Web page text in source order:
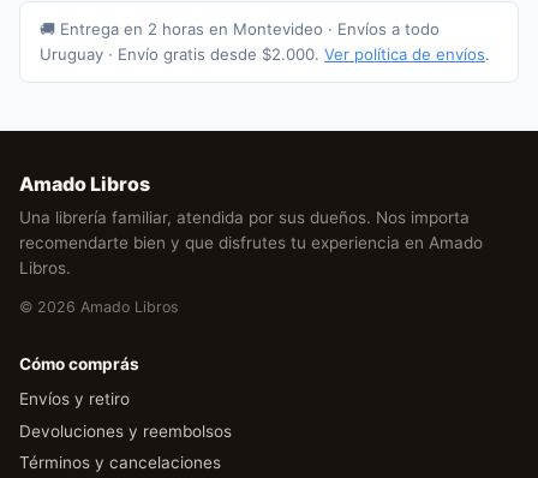
🚚 Entrega en 2 horas en Montevideo · Envíos a todo
Uruguay · Envío gratis desde $2.000. Ver política de envíos.
Amado Libros
Una librería familiar, atendida por sus dueños. Nos importa
recomendarte bien y que disfrutes tu experiencia en Amado
Libros.
© 2026 Amado Libros
Cómo comprás
Envíos y retiro
Devoluciones y reembolsos
Términos y cancelaciones